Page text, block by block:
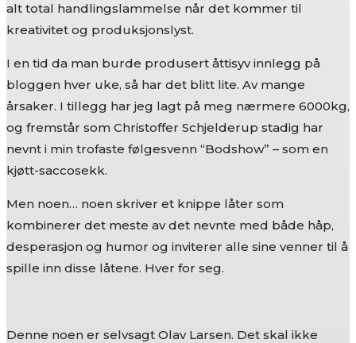
alt total handlingslammelse når det kommer til
kreativitet og produksjonslyst.
I en tid da man burde produsert åttisyv innlegg på
bloggen hver uke, så har det blitt lite. Av mange
årsaker. I tillegg har jeg lagt på meg nærmere 6000kg,
og fremstår som Christoffer Schjelderup stadig har
nevnt i min trofaste følgesvenn “Bodshow” – som en
kjøtt-saccosekk.
Men noen… noen skriver et knippe låter som
kombinerer det meste av det nevnte med både håp,
desperasjon og humor og inviterer alle sine venner til å
spille inn disse låtene. Hver for seg.
Denne noen er selvsagt Olav Larsen. Det skal ikke